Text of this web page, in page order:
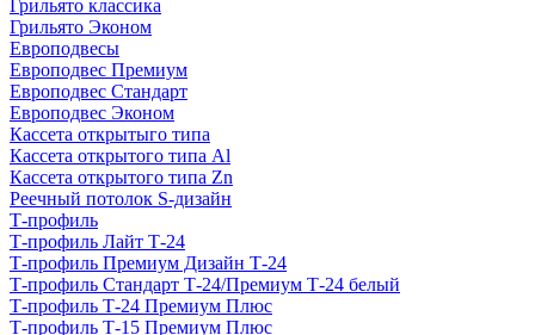
Грильято классика
Грильято Эконом
Европодвесы
Европодвес Премиум
Европодвес Стандарт
Европодвес Эконом
Кассета открытыго типа
Кассета открытого типа Al
Кассета открытого типа Zn
Реечный потолок S-дизайн
Т-профиль
Т-профиль Лайт Т-24
Т-профиль Премиум Дизайн Т-24
Т-профиль Стандарт Т-24/Премиум Т-24 белый
Т-профиль Т-24 Премиум Плюс
Т-профиль Т-15 Премиум Плюс